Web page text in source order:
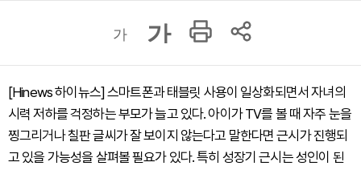
가 가
[Hinews 하이뉴스] 스마트폰과 태블릿 사용이 일상화되면서 자녀의
시력 저하를 걱정하는 부모가 늘고 있다. 아이가 TV를 볼 때 자주 눈을
찡그리거나 칠판 글씨가 잘 보이지 않는다고 말한다면 근시가 진행되
고 있을 가능성을 살펴볼 필요가 있다. 특히 성장기 근시는 성인이 된